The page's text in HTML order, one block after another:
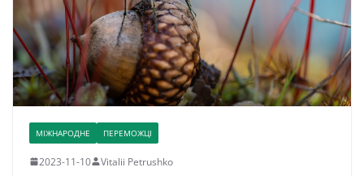
МІЖНАРОДНЕ ПЕРЕМОЖЦІ
2023-11-10 Vitalii Petrushko